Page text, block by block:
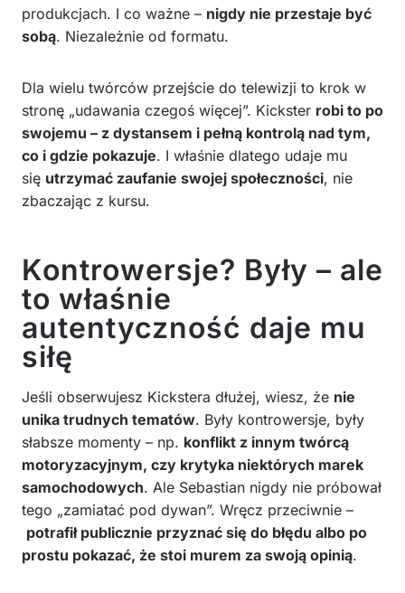
produkcjach. I co ważne – nigdy nie przestaje być
sobą. Niezależnie od formatu.
Dla wielu twórców przejście do telewizji to krok w
stronę „udawania czegoś więcej”. Kickster robi to po
swojemu – z dystansem i pełną kontrolą nad tym,
co i gdzie pokazuje. I właśnie dlatego udaje mu
się utrzymać zaufanie swojej społeczności, nie
zbaczając z kursu.
Kontrowersje? Były – ale
to właśnie
autentyczność daje mu
siłę
Jeśli obserwujesz Kickstera dłużej, wiesz, że nie
unika trudnych tematów. Były kontrowersje, były
słabsze momenty – np. konflikt z innym twórcą
motoryzacyjnym, czy krytyka niektórych marek
samochodowych. Ale Sebastian nigdy nie próbował
tego „zamiatać pod dywan”. Wręcz przeciwnie –
potrafił publicznie przyznać się do błędu albo po
prostu pokazać, że stoi murem za swoją opinią.